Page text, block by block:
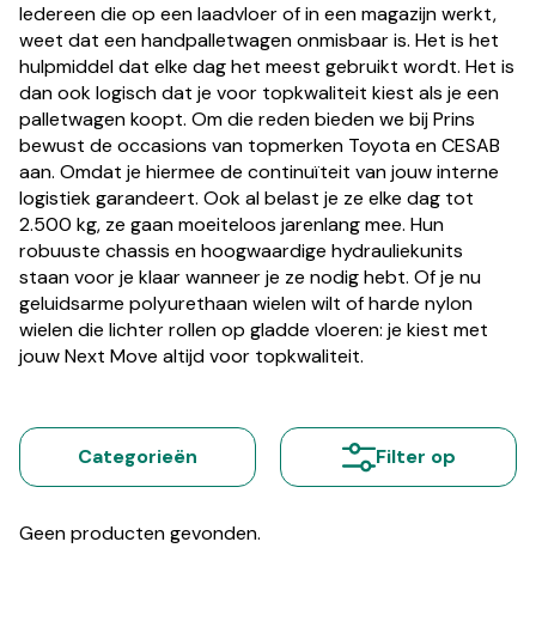
Categorieën
Iedereen die op een laadvloer of in een magazijn werkt,
weet dat een handpalletwagen onmisbaar is. Het is het
hulpmiddel dat elke dag het meest gebruikt wordt. Het is
dan ook logisch dat je voor topkwaliteit kiest als je een
palletwagen koopt. Om die reden bieden we bij Prins
bewust de occasions van topmerken Toyota en CESAB
aan. Omdat je hiermee de continuïteit van jouw interne
logistiek garandeert. Ook al belast je ze elke dag tot
2.500 kg, ze gaan moeiteloos jarenlang mee. Hun
robuuste chassis en hoogwaardige hydrauliekunits
staan voor je klaar wanneer je ze nodig hebt. Of je nu
geluidsarme polyurethaan wielen wilt of harde nylon
wielen die lichter rollen op gladde vloeren: je kiest met
jouw Next Move altijd voor topkwaliteit.
Filter op
Geen producten gevonden.